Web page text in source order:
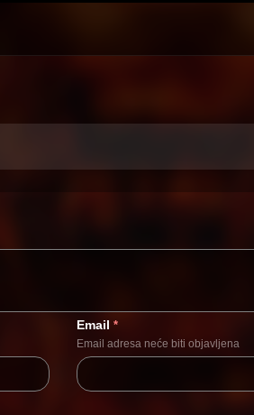
Email *
Email adresa neće biti objavljena